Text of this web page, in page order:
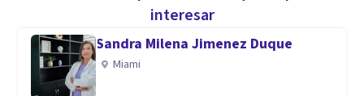
interesar
Sandra Milena Jimenez Duque
Miami